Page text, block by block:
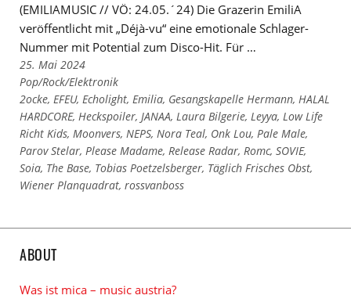
(EMILIAMUSIC // VÖ: 24.05.´24) Die Grazerin EmiliA
veröffentlicht mit „Déjà-vu“ eine emotionale Schlager-
Nummer mit Potential zum Disco-Hit. Für …
25. Mai 2024
Links
zu
den
Kategorien
Pop/Rock/Elektronik
Links
zu
den
Tags
2ocke, EFEU, Echolight, Emilia, Gesangskapelle Hermann, HALAL
HARDCORE, Heckspoiler, JANAA, Laura Bilgerie, Leyya, Low Life
Richt Kids, Moonvers, NEPS, Nora Teal, Onk Lou, Pale Male,
Parov Stelar, Please Madame, Release Radar, Romc, SOVIE,
Soia, The Base, Tobias Poetzelsberger, Täglich Frisches Obst,
Wiener Planquadrat, rossvanboss
ABOUT
Was ist mica – music austria?